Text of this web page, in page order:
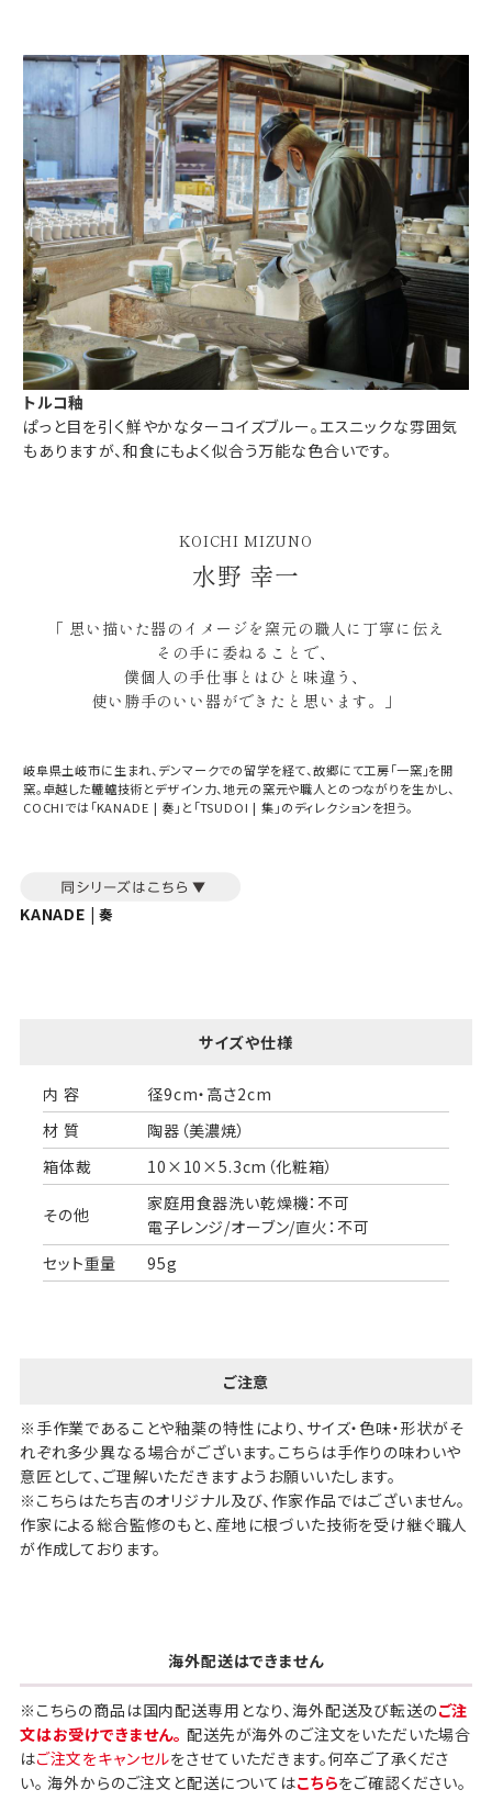
ギフト包装について
しております。
A.一般的なギフトに使用する包装紙です。
B.婚礼や出産、長寿祝などに使用する包装紙です。
一般的なギフト包装
包装
のし・包装体裁により、紐（ひも）掛けしない場合が
あります。
装紙をかける簡易包装（天掛
手提袋はお付けできません。
ギフト袋について
手提袋はお付けできません。
手提げ袋について
ご注文時に、ご希望枚数をご記入ください。
トルコ釉
ぱっと目を引く鮮やかなターコイズブルー。エスニックな雰囲気
もありますが、和食にもよく似合う万能な色合いです。
KOICHI MIZUNO
水野 幸一
「 思い描いた器のイメージを窯元の職人に丁寧に伝え
その手に委ねることで、
僕個人の手仕事とはひと味違う、
使い勝手のいい器ができたと思います。」
岐阜県土岐市に生まれ、デンマークでの留学を経て、故郷にて工房「一窯」を開
窯。卓越した轆轤技術とデザイン力、地元の窯元や職人とのつながりを生かし、
COCHIでは「KANADE | 奏」と「TSUDOI | 集」のディレクションを担う。
KANADE |奏
サイズや仕様
内 容
径9cm・高さ2cm
材 質
陶器（美濃焼）
箱体裁
10×10×5.3cm（化粧箱）
その他
家庭用食器洗い乾燥機：不可
電子レンジ/オーブン/直火：不可
セット重量
95g
ご注意
※手作業であることや釉薬の特性により、サイズ・色味・形状がそ
れぞれ多少異なる場合がございます。こちらは手作りの味わいや
意匠として、ご理解いただきますようお願いいたします。
※こちらはたち吉のオリジナル及び、作家作品ではございません。
作家による総合監修のもと、産地に根づいた技術を受け継ぐ職人
が作成しております。
海外配送はできません
※こちらの商品は国内配送専用となり、海外配送及び転送のご注
文はお受けできません。 配送先が海外のご注文をいただいた場合
はご注文をキャンセルをさせていただきます。何卒ご了承くださ
い。 海外からのご注文と配送についてはこちらをご確認ください。